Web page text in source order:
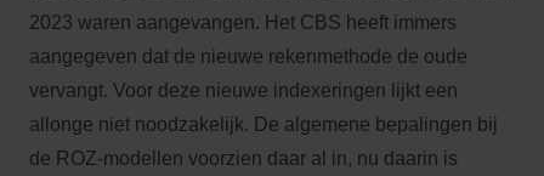
2023 waren aangevangen. Het CBS heeft immers
aangegeven dat de nieuwe rekenmethode de oude
vervangt. Voor deze nieuwe indexeringen lijkt een
allonge niet noodzakelijk. De algemene bepalingen bij
de ROZ-modellen voorzien daar al in, nu daarin is